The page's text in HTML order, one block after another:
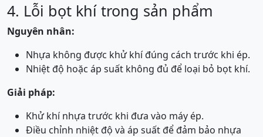
4. Lỗi bọt khí trong sản phẩm
Nguyên nhân:
Nhựa không được khử khí đúng cách trước khi ép.
Nhiệt độ hoặc áp suất không đủ để loại bỏ bọt khí.
Giải pháp:
Khử khí nhựa trước khi đưa vào máy ép.
Điều chỉnh nhiệt độ và áp suất để đảm bảo nhựa